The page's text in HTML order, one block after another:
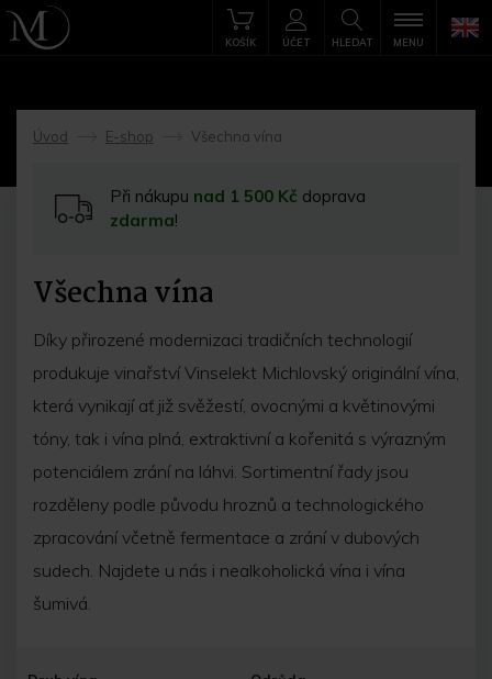
HLEDAT
KOŠÍK ÚČET MENU
Úvod
->
E-shop
->
Všechna vína
Při nákupu nad 1 500 Kč doprava
zdarma!
Všechna vína
Díky přirozené modernizaci tradičních technologií
produkuje vinařství Vinselekt Michlovský originální vína,
která vynikají ať již svěžestí, ovocnými a květinovými
tóny, tak i vína plná, extraktivní a kořenitá s výrazným
potenciálem zrání na láhvi. Sortimentní řady jsou
rozděleny podle původu hroznů a technologického
zpracování včetně fermentace a zrání v dubových
sudech. Najdete u nás i nealkoholická vína i vína
šumivá.